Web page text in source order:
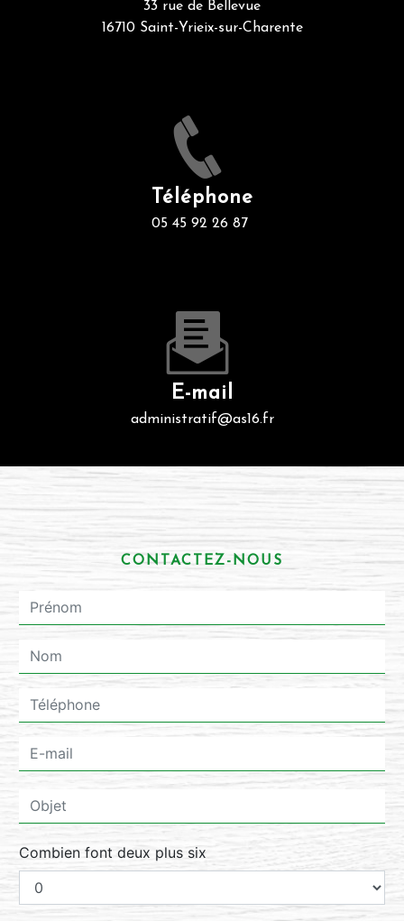
33 rue de Bellevue
16710 Saint-Yrieix-sur-Charente
Téléphone
05 45 92 26 87
E-mail
administratif@as16.fr
CONTACTEZ-NOUS
Combien font deux plus six